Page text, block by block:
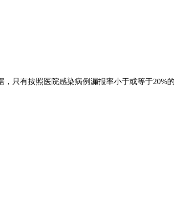
只有按照医院感染病例漏报率小于或等于20%的